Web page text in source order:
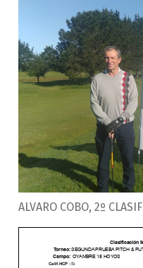
ALVARO COBO, 2º